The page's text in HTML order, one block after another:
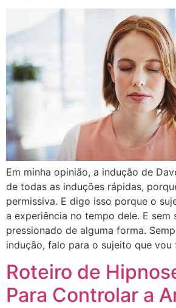
Em minha opinião, a indução de
de todas as induções rápidas,
permissiva. E digo isso porque o
a experiência no tempo dele. E sem
pressionado de alguma forma.
indução, falo para o sujeito que
Roteiro de
Para Controlar a